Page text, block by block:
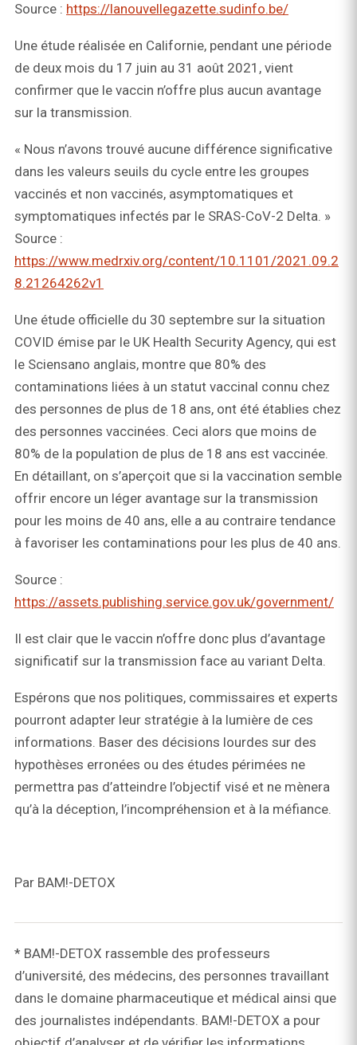
Source : https://lanouvellegazette.sudinfo.be/
Une étude réalisée en Californie, pendant une période
de deux mois du 17 juin au 31 août 2021, vient
confirmer que le vaccin n’offre plus aucun avantage
sur la transmission.
« Nous n’avons trouvé aucune différence significative
dans les valeurs seuils du cycle entre les groupes
vaccinés et non vaccinés, asymptomatiques et
symptomatiques infectés par le SRAS-CoV-2 Delta. »
Source :
https://www.medrxiv.org/content/10.1101/2021.09.2
8.21264262v1
Une étude officielle du 30 septembre sur la situation
COVID émise par le UK Health Security Agency, qui est
le Sciensano anglais, montre que 80% des
contaminations liées à un statut vaccinal connu chez
des personnes de plus de 18 ans, ont été établies chez
des personnes vaccinées. Ceci alors que moins de
80% de la population de plus de 18 ans est vaccinée.
En détaillant, on s’aperçoit que si la vaccination semble
offrir encore un léger avantage sur la transmission
pour les moins de 40 ans, elle a au contraire tendance
à favoriser les contaminations pour les plus de 40 ans.
Source :
https://assets.publishing.service.gov.uk/government/
Il est clair que le vaccin n’offre donc plus d’avantage
significatif sur la transmission face au variant Delta.
Espérons que nos politiques, commissaires et experts
pourront adapter leur stratégie à la lumière de ces
informations. Baser des décisions lourdes sur des
hypothèses erronées ou des études périmées ne
permettra pas d’atteindre l’objectif visé et ne mènera
qu’à la déception, l’incompréhension et à la méfiance.
Par BAM!-DETOX
* BAM!-DETOX rassemble des professeurs
d’université, des médecins, des personnes travaillant
dans le domaine pharmaceutique et médical ainsi que
des journalistes indépendants. BAM!-DETOX a pour